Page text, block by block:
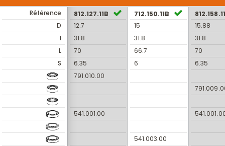
Référence
D
I
L
S
812.127.11B
12.7
31.8
70
6.35
791.010.00
541.001.00
712.150.11B
15
31.8
66.7
6
541.003.00
15.88
31.8
70
6.35